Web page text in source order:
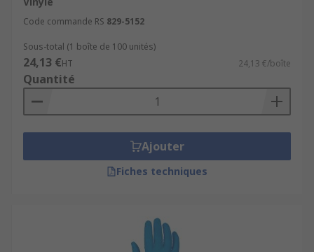
Code commande RS 829-5152
Sous-total (1 boîte de 100 unités)
24,13 €HT 24,13 €/boîte
Quantité
Ajouter
Fiches techniques